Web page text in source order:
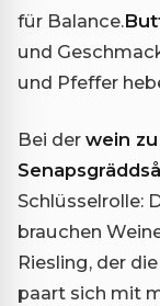
für Balance.
und
und Pfeffer
Bei der wein
Schlüsselrolle:
brauchen
Riesling, der
paart sich mit